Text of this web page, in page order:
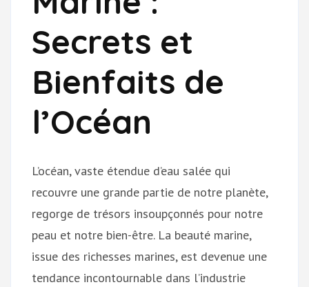
Secrets et
Bienfaits de
l’Océan
L’océan, vaste étendue d’eau salée qui
recouvre une grande partie de notre planète,
regorge de trésors insoupçonnés pour notre
peau et notre bien-être. La beauté marine,
issue des richesses marines, est devenue une
tendance incontournable dans l’industrie